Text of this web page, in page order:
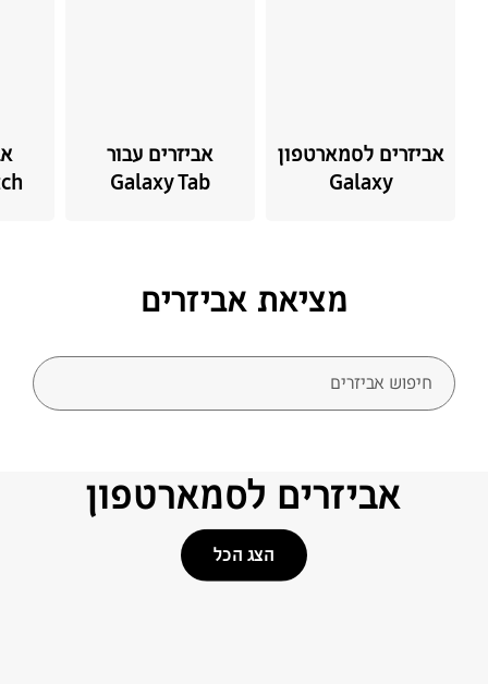
אביזרים לסמארטפון
Galaxy
אביזרים עבור
Galaxy Tab
מציאת אביזרים
חיפוש אביזרים
אביזרים לסמארטפון
הצג הכל